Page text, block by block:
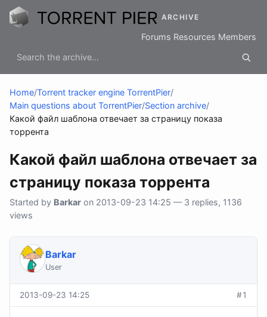
ARCHIVE
Forums Resources Members
Home/Torrent tracker engine TorrentPier/
Main questions about TorrentPier/Section archive/
Какой файл шаблона отвечает за страницу показа
торрента
Какой файл шаблона отвечает за
страницу показа торрента
Started by Barkar on 2013-09-23 14:25 — 3 replies, 1136
views
Barkar
User
2013-09-23 14:25 #1